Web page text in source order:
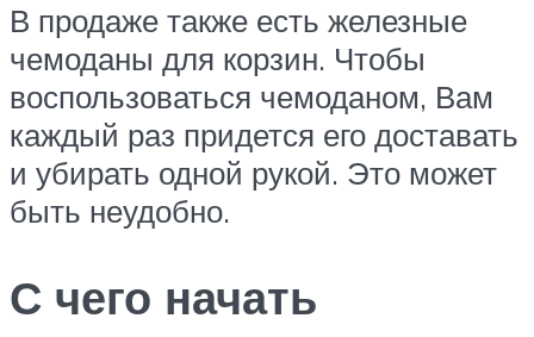
В продаже также есть железные
чемоданы для корзин. Чтобы
воспользоваться чемоданом, Вам
каждый раз придется его доставать
и убирать одной рукой. Это может
быть неудобно.
С чего начать